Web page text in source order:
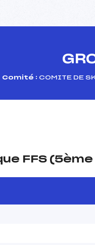
Comité : COMITE DE
FFS